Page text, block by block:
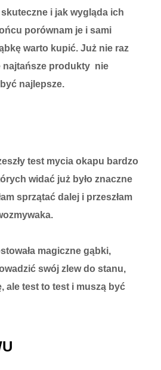
i jak wygląda ich
porównam je i sami
warto kupić. Już nie raz
najtańsze produkty nie
najlepsze.
test mycia okapu bardzo
widać już było znaczne
sprzątać dalej i przeszłam
magiczne gąbki,
swój zlew do stanu,
ale test to test i muszą być